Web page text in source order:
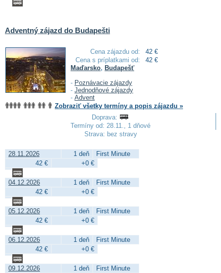
Adventný zájazd do Budapešti
Cena zájazdu od:
42 €
Cena s príplatkami od:
42 €
Maďarsko, Budapešť
- Poznávacie zájazdy
- Jednodňové zájazdy
- Advent
Zobraziť všetky termíny a popis zájazdu »
Doprava:
Termíny od: 28.11., 1 dňové
Strava: bez stravy
28.11.2026 1 deň
First Minute
42 €
+0 €
04.12.2026 1 deň
First Minute
42 €
+0 €
05.12.2026 1 deň
First Minute
42 €
+0 €
06.12.2026 1 deň
First Minute
42 €
+0 €
09.12.2026 1 deň First Minute